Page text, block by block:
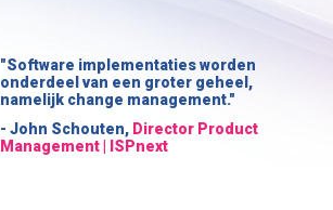
"Software implementaties worden
onderdeel van een groter geheel,
namelijk change management."
- John Schouten, Director Product
Management | ISPnext